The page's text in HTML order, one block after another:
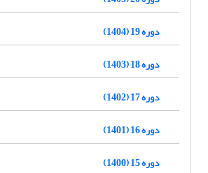
دوره 19 (1404)
دوره 18 (1403)
دوره 17 (1402)
دوره 16 (1401)
دوره 15 (1400)